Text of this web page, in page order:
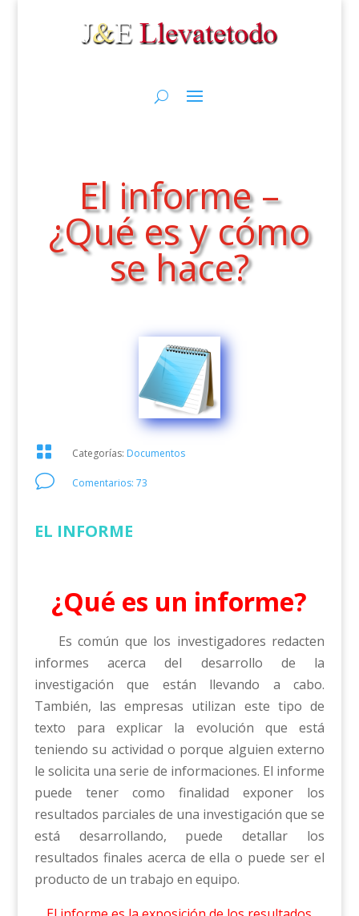
El informe –
¿Qué es y cómo
se hace?
 Categorías: Documentos
v Comentarios: 73
EL INFORME
¿Qué es un informe?
Es común que los investigadores redacten
informes acerca del desarrollo de la
investigación que están llevando a cabo.
También, las empresas utilizan este tipo de
texto para explicar la evolución que está
teniendo su actividad o porque alguien externo
le solicita una serie de informaciones. El informe
puede tener como finalidad exponer los
resultados parciales de una investigación que se
está desarrollando, puede detallar los
resultados finales acerca de ella o puede ser el
producto de un trabajo en equipo.